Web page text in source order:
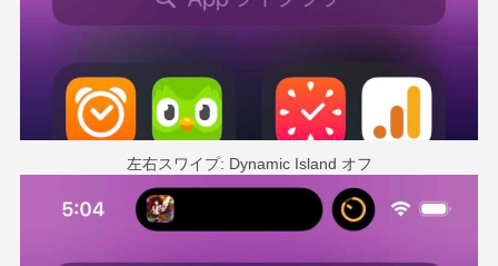
左右スワイプ: Dynamic Island オフ